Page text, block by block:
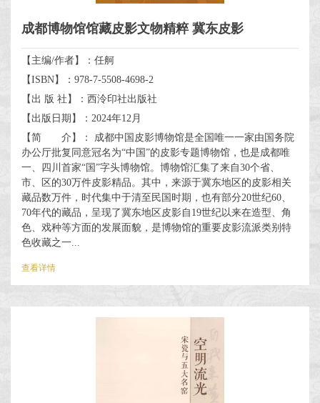
成都博物馆馆藏皮影文物精粹 冀东皮影
【主编/作者】：任舸
【ISBN】：978-7-5508-4698-2
【出 版 社】：西泠印社出版社
【出版日期】：2024年12月
【简 介】： 成都中国皮影博物馆是全国唯一一家由国务院
办公厅批复同意冠名为“中国”的皮影专题博物馆，也是成都唯
一、四川首家“国”字头博物馆。博物馆汇集了来自30个省、
市、区的30万件皮影精品。其中，来源于冀东地区的皮影相关
藏品数万件，时代集中于清至民国时期，也有部分20世纪60、
70年代的藏品，呈现了冀东地区皮影自19世纪以来在造型、角
色、戏种等方面的发展面貌，是博物馆的重要皮影流派类别特
色收藏之一...
查看详情